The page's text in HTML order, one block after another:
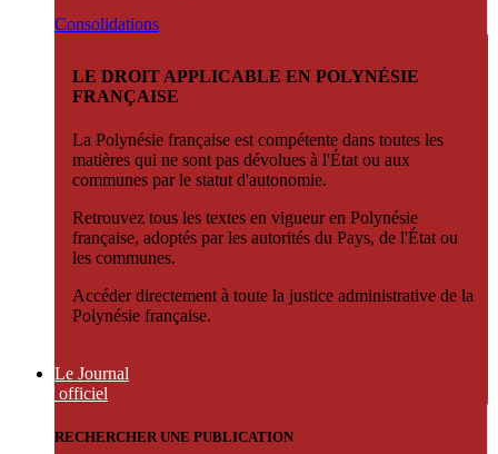
Consolidations
LE DROIT APPLICABLE EN POLYNÉSIE
FRANÇAISE
La Polynésie française est compétente dans toutes les
matières qui ne sont pas dévolues à l'État ou aux
communes par le statut d'autonomie.
Retrouvez tous les textes en vigueur en Polynésie
française, adoptés par les autorités du Pays, de l'État ou
les communes.
Accéder directement à toute la justice administrative de la
Polynésie française.
Le Journal
officiel
RECHERCHER UNE PUBLICATION